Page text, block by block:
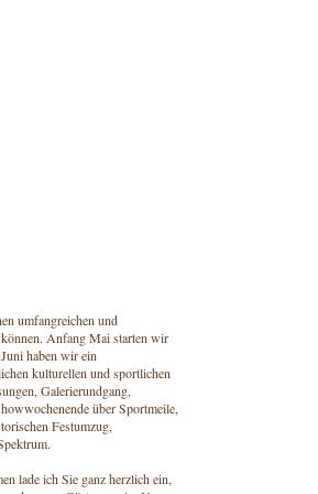
umfangreichen und
können. Anfang Mai starten wir
haben wir ein
kulturellen und sportlichen
Galerierundgang,
über Sportmeile,
Festumzug,
lade ich Sie ganz herzlich ein,